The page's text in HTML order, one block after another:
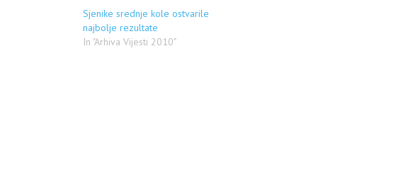
Sjenike srednje kole ostvarile
najbolje rezultate
In "Arhiva Vijesti 2010"